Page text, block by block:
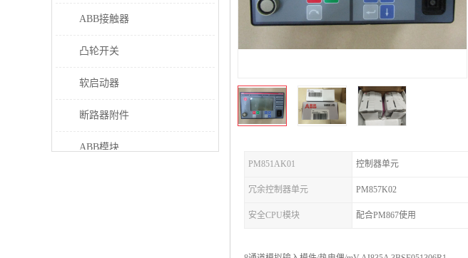
ABB接触器
凸轮开关
软启动器
断路器附件
ABB模块
PM851AK01 控制器单元
冗余控制器单元 PM857K02
安全CPU模块 配合PM867使用